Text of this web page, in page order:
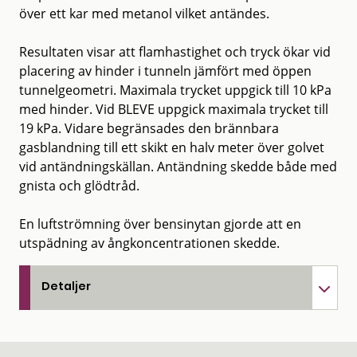
över ett kar med metanol vilket antändes.
Resultaten visar att flamhastighet och tryck ökar vid
placering av hinder i tunneln jämfört med öppen
tunnelgeometri. Maximala trycket uppgick till 10 kPa
med hinder. Vid BLEVE uppgick maximala trycket till
19 kPa. Vidare begränsades den brännbara
gasblandning till ett skikt en halv meter över golvet
vid antändningskällan. Antändning skedde både med
gnista och glödtråd.
En luftströmning över bensinytan gjorde att en
utspädning av ångkoncentrationen skedde.
Detaljer